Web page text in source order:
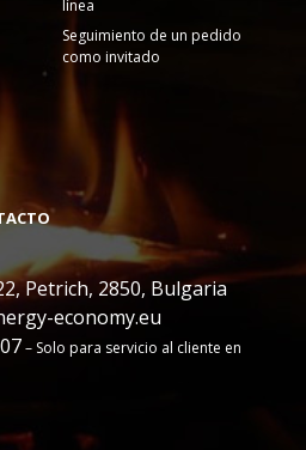
línea
Seguimiento de un pedido
como invitado
Petrich, 2850, Bulgaria
economy.eu
– Solo para servicio al cliente en